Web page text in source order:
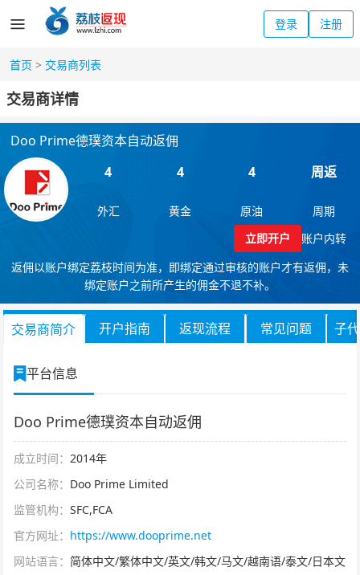
登录 注册
首页 > 交易商列表
交易商详情
Doo Prime德璞资本自动返佣
4
外汇
4
黄金
4
原油
周返
周期
立即开户
账户内转
返佣以账户绑定荔枝时间为准，即绑定通过审核的账户才有返佣，未
绑定账户之前所产生的佣金不退不补。
交易商简介 开户指南 返现流程 常见问题 子
平台信息
Doo Prime德璞资本自动返佣
成立时间： 2014年
公司名称： Doo Prime Limited
监管机构： SFC,FCA
官方网址： https://www.dooprime.net
网站语言： 简体中文/繁体中文/英文/韩文/马文/越南语/泰文/日本文